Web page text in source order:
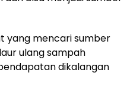
yang mencari sumber
ulang sampah
dikalangan